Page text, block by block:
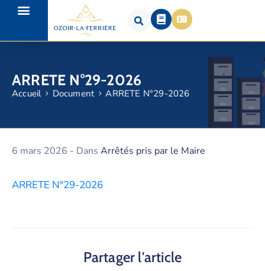
ARRETE N°29-2026
Accueil Document ARRETE N°29-2026
6 mars 2026 - Dans Arrêtés pris par le Maire
ARRETE N°29-2026
Partager l'article